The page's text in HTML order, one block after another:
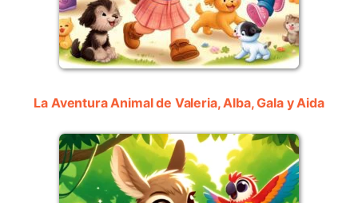
La Aventura Animal de Valeria, Alba, Gala y Aida